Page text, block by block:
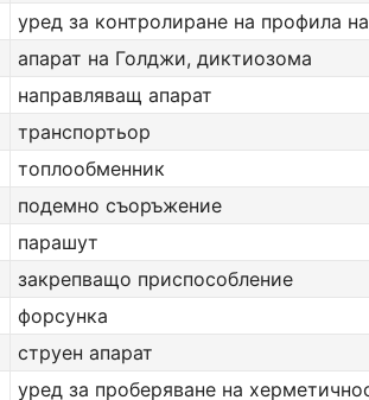
уред за контролиране на профила
апарат на Голджи, диктиозома
направляващ апарат
транспортьор
топлообменник
подемно съоръжение
парашут
закрепващо приспособление
форсунка
струен апарат
уред за проберяване на